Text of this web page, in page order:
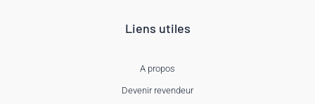
Liens utiles
A propos
Devenir revendeur